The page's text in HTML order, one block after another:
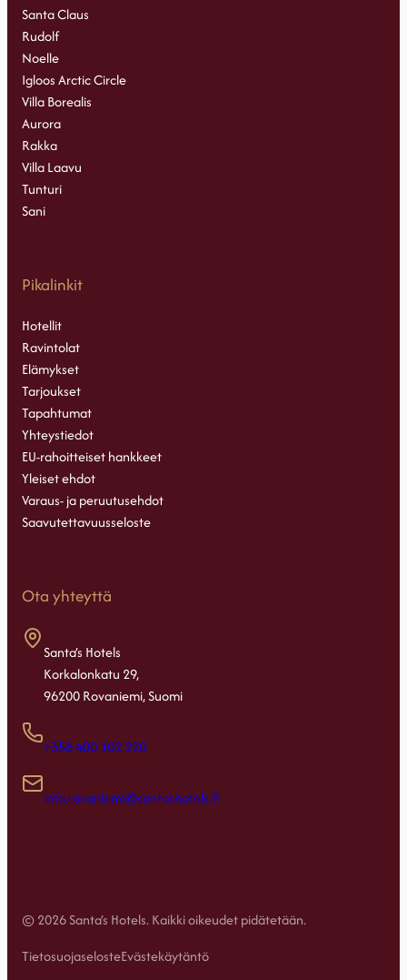
Santa Claus
Rudolf
Noelle
Igloos Arctic Circle
Villa Borealis
Aurora
Rakka
Villa Laavu
Tunturi
Sani
Pikalinkit
Hotellit
Ravintolat
Elämykset
Tarjoukset
Tapahtumat
Yhteystiedot
EU-rahoitteiset hankkeet
Yleiset ehdot
Varaus- ja peruutusehdot
Saavutettavuusseloste
Ota yhteyttä
Santa’s Hotels
Korkalonkatu 29,
96200 Rovaniemi, Suomi
+358 400 102 220
info.rovaniemi@santashotels.fi
© 2026 Santa’s Hotels. Kaikki oikeudet pidätetään.
TietosuojaselosteEvästekäytäntö